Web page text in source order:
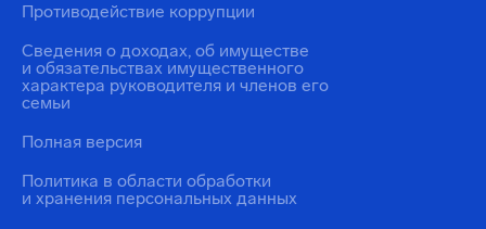
Политика в области обработки
и хранения персональных данных
Противодействие коррупции
Сведения о доходах, об имуществе
и обязательствах имущественного
характера руководителя и членов его
семьи
Полная версия